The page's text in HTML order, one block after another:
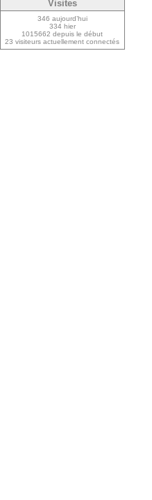
Visites
346 aujourd’hui
334 hier
1015662 depuis le début
23 visiteurs actuellement connectés